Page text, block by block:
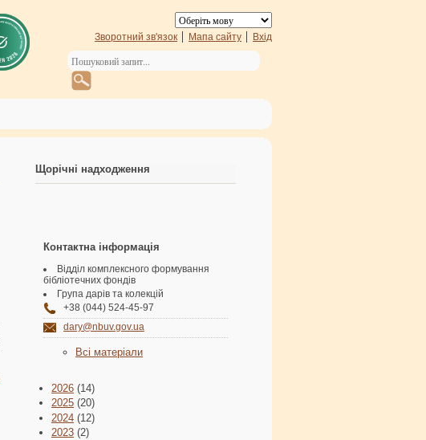
Зворотний зв'язок Мапа сайту Вхід
Щорічні надходження
Контактна інформація
Відділ комплексного формування
бібліотечних фондів
Група дарів та колекцій
+38 (044) 524-45-97
dary@nbuv.gov.ua
Всі матеріали
2026 (14)
2025 (20)
2024 (12)
2023 (2)